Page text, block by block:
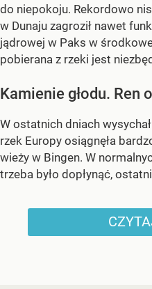
do niepokoju. Rekordowo
w Dunaju zagroził nawet
jądrowej w Paks w
pobierana z rzeki jest
Kamienie głodu. Ren
W ostatnich dniach
rzek Europy osiągnęła
wieży w Bingen. W
trzeba było dopłynąć,